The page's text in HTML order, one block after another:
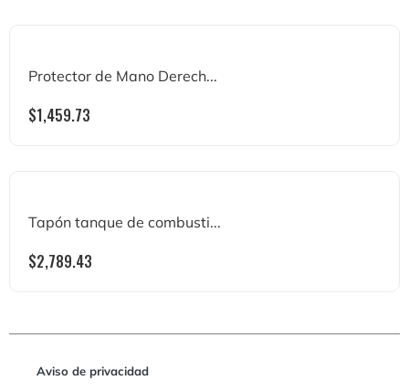
Protector de Mano Derech...
$1,459.73
Tapón tanque de combusti...
$2,789.43
Aviso de privacidad